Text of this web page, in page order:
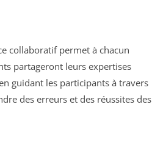
collaboratif permet à chacun
partageront leurs expertises
guidant les participants à travers
des erreurs et des réussites des